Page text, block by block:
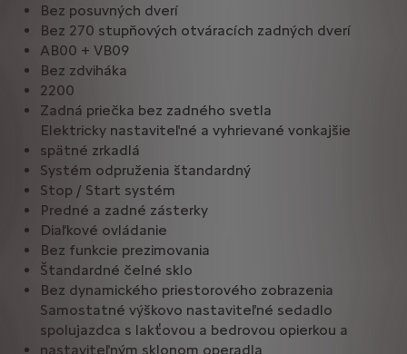
Bez posuvných dverí
Bez 270 stupňových otváracích zadných dverí
AB00 + VB09
Bez zdviháka
2200
Zadná priečka bez zadného svetla
Elektricky nastaviteľné a vyhrievané vonkajšie
spätné zrkadlá
Systém odpruženia štandardný
Stop / Start systém
Predné a zadné zásterky
Diaľkové ovládanie
Bez funkcie prezimovania
Štandardné čelné sklo
Bez dynamického priestorového zobrazenia
Samostatné výškovo nastaviteľné sedadlo
spolujazdca s lakťovou a bedrovou opierkou a
nastaviteľným sklonom operadla